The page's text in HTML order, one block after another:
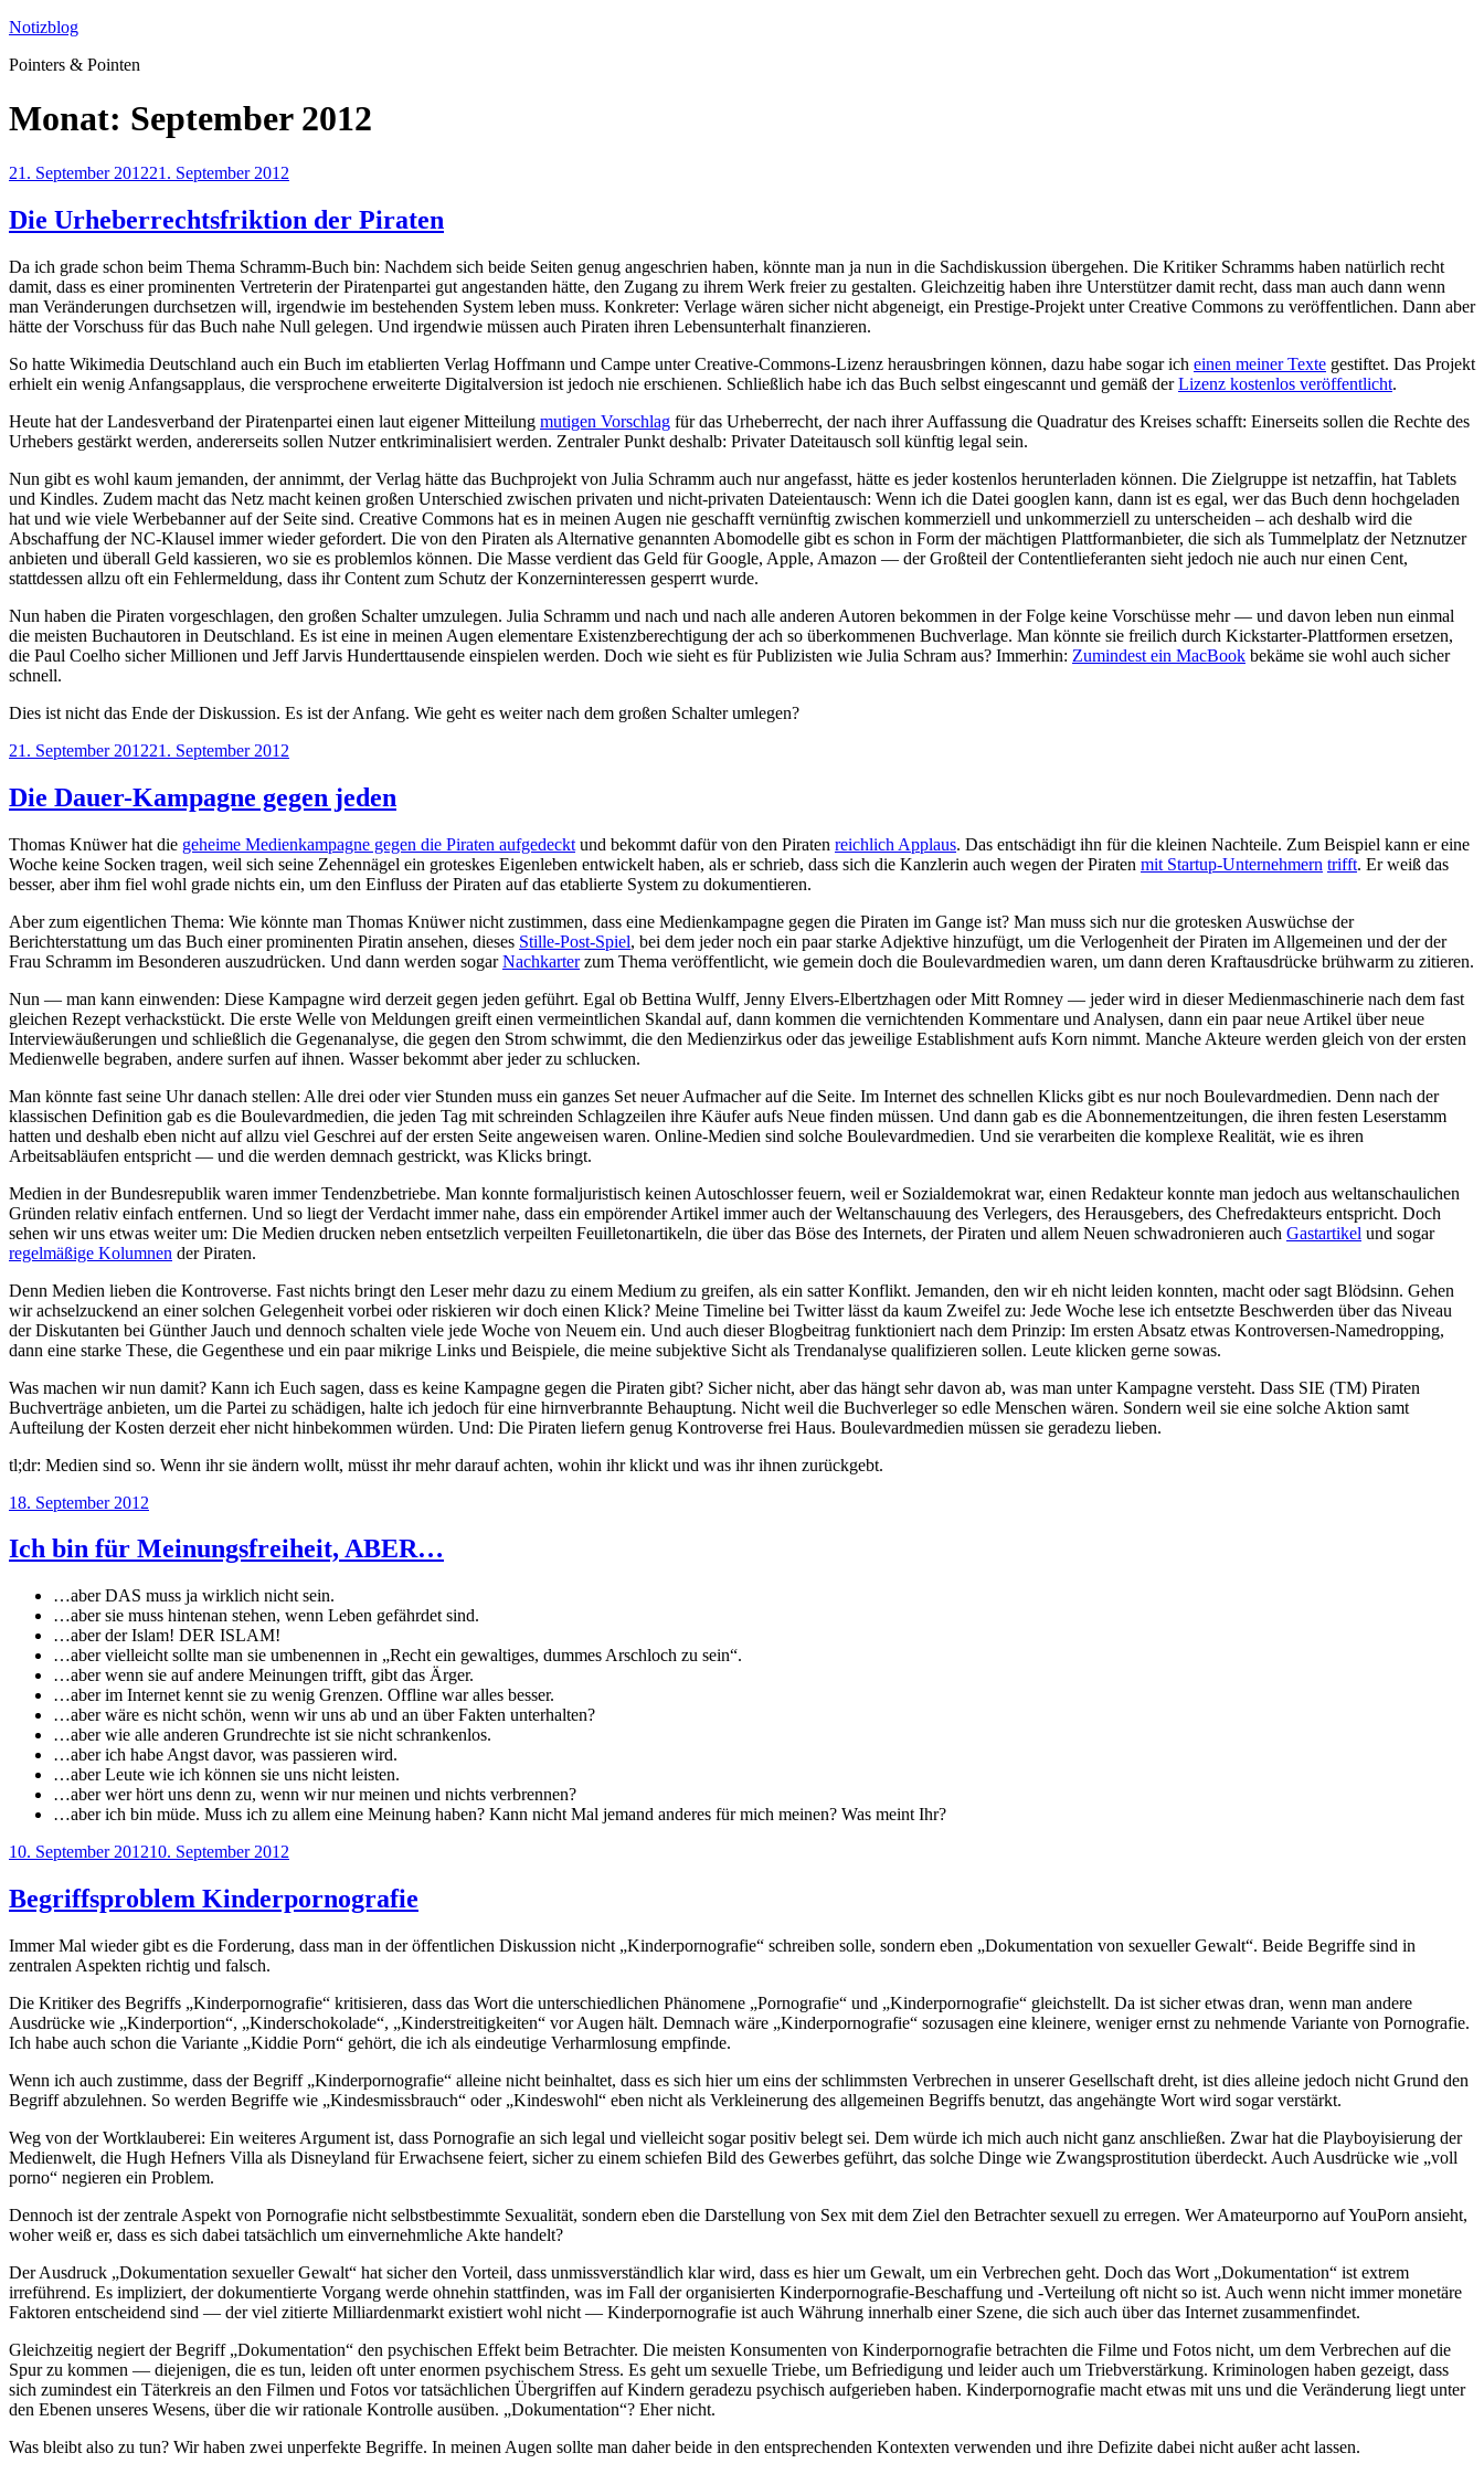
Zum
springen
Notizblog
Pointers & Pointen
Monat: September 2012
Veröffentlicht
21. September 201221. September 2012
Die Urheberrechtsfriktion der Piraten
Da ich grade schon beim Thema Schramm-Buch bin: Nachdem sich beide Seiten genug angeschrien haben, könnte man ja nun in die Sachdiskussion übergehen. Die Kritiker Schramms haben natürlich recht
damit, dass es einer prominenten Vertreterin der Piratenpartei gut angestanden hätte, den Zugang zu ihrem Werk freier zu gestalten. Gleichzeitig haben ihre Unterstützer damit recht, dass man auch dann wenn
man Veränderungen durchsetzen will, irgendwie im bestehenden System leben muss. Konkreter: Verlage wären sicher nicht abgeneigt, ein Prestige-Projekt unter Creative Commons zu veröffentlichen. Dann aber
hätte der Vorschuss für das Buch nahe Null gelegen. Und irgendwie müssen auch Piraten ihren Lebensunterhalt finanzieren.
So hatte Wikimedia Deutschland auch ein Buch im etablierten Verlag Hoffmann und Campe unter Creative-Commons-Lizenz herausbringen können, dazu habe sogar ich einen meiner Texte gestiftet. Das Projekt
erhielt ein wenig Anfangsapplaus, die versprochene erweiterte Digitalversion ist jedoch nie erschienen. Schließlich habe ich das Buch selbst eingescannt und gemäß derLizenz kostenlos veröffentlicht.
Heute hat der Landesverband der Piratenpartei einen laut eigener Mitteilung mutigen Vorschlag für das Urheberrecht, der nach ihrer Auffassung die Quadratur des Kreises schafft: Einerseits sollen die Rechte des
Urhebers gestärkt werden, andererseits sollen Nutzer entkriminalisiert werden. Zentraler Punkt deshalb: Privater Dateitausch soll künftig legal sein.
Nun gibt es wohl kaum jemanden, der annimmt, der Verlag hätte das Buchprojekt von Julia Schramm auch nur angefasst, hätte es jeder kostenlos herunterladen können. Die Zielgruppe ist netzaffin, hat Tablets
und Kindles. Zudem macht das Netz macht keinen großen Unterschied zwischen privaten und nicht-privaten Dateientausch: Wenn ich die Datei googlen kann, dann ist es egal, wer das Buch denn hochgeladen
hat und wie viele Werbebanner auf der Seite sind. Creative Commons hat es in meinen Augen nie geschafft vernünftig zwischen kommerziell und unkommerziell zu unterscheiden – ach deshalb wird die
Abschaffung der NC-Klausel immer wieder gefordert. Die von den Piraten als Alternative genannten Abomodelle gibt es schon in Form der mächtigen Plattformanbieter, die sich als Tummelplatz der Netznutzer
anbieten und überall Geld kassieren, wo sie es problemlos können. Die Masse verdient das Geld für Google, Apple, Amazon — der Großteil der Contentlieferanten sieht jedoch nie auch nur einen Cent,
stattdessen allzu oft ein Fehlermeldung, dass ihr Content zum Schutz der Konzerninteressen gesperrt wurde.
Nun haben die Piraten vorgeschlagen, den großen Schalter umzulegen. Julia Schramm und nach und nach alle anderen Autoren bekommen in der Folge keine Vorschüsse mehr — und davon leben nun einmal
die meisten Buchautoren in Deutschland. Es ist eine in meinen Augen elementare Existenzberechtigung der ach so überkommenen Buchverlage. Man könnte sie freilich durch Kickstarter-Plattformen ersetzen,
die Paul Coelho sicher Millionen und Jeff Jarvis Hunderttausende einspielen werden. Doch wie sieht es für Publizisten wie Julia Schram aus? Immerhin: Zumindest ein MacBook bekäme sie wohl auch sicher
schnell.
Dies ist nicht das Ende der Diskussion. Es ist der Anfang. Wie geht es weiter nach dem großen Schalter umlegen?
Veröffentlicht
21. September 201221. September 2012
Die Dauer-Kampagne gegen jeden
Thomas Knüwer hat die geheime Medienkampagne gegen die Piraten aufgedeckt und bekommt dafür von den Piraten reichlich Applaus. Das entschädigt ihn für die kleinen Nachteile. Zum Beispiel kann er eine
Woche keine Socken tragen, weil sich seine Zehennägel ein groteskes Eigenleben entwickelt haben, als er schrieb, dass sich die Kanzlerin auch wegen der Piraten mit Startup-Unternehmern trifft. Er weiß das
besser, aber ihm fiel wohl grade nichts ein, um den Einfluss der Piraten auf das etablierte System zu dokumentieren.
Aber zum eigentlichen Thema: Wie könnte man Thomas Knüwer nicht zustimmen, dass eine Medienkampagne gegen die Piraten im Gange ist? Man muss sich nur die grotesken Auswüchse der
Berichterstattung um das Buch einer prominenten Piratin ansehen, dieses Stille-Post-Spiel, bei dem jeder noch ein paar starke Adjektive hinzufügt, um die Verlogenheit der Piraten im Allgemeinen und der der
Frau Schramm im Besonderen auszudrücken. Und dann werden sogarNachkarterzum Thema veröffentlicht, wie gemein doch die Boulevardmedien waren, um dann deren Kraftausdrücke brühwarm zu zitieren.
Nun — man kann einwenden: Diese Kampagne wird derzeit gegen jeden geführt. Egal ob Bettina Wulff, Jenny Elvers-Elbertzhagen oder Mitt Romney — jeder wird in dieser Medienmaschinerie nach dem fast
gleichen Rezept verhackstückt. Die erste Welle von Meldungen greift einen vermeintlichen Skandal auf, dann kommen die vernichtenden Kommentare und Analysen, dann ein paar neue Artikel über neue
Interviewäußerungen und schließlich die Gegenanalyse, die gegen den Strom schwimmt, die den Medienzirkus oder das jeweilige Establishment aufs Korn nimmt. Manche Akteure werden gleich von der ersten
Medienwelle begraben, andere surfen auf ihnen. Wasser bekommt aber jeder zu schlucken.
Man könnte fast seine Uhr danach stellen: Alle drei oder vier Stunden muss ein ganzes Set neuer Aufmacher auf die Seite. Im Internet des schnellen Klicks gibt es nur noch Boulevardmedien. Denn nach der
klassischen Definition gab es die Boulevardmedien, die jeden Tag mit schreinden Schlagzeilen ihre Käufer aufs Neue finden müssen. Und dann gab es die Abonnementzeitungen, die ihren festen Leserstamm
hatten und deshalb eben nicht auf allzu viel Geschrei auf der ersten Seite angeweisen waren. Online-Medien sind solche Boulevardmedien. Und sie verarbeiten die komplexe Realität, wie es ihren
Arbeitsabläufen entspricht — und die werden demnach gestrickt, was Klicks bringt.
Medien in der Bundesrepublik waren immer Tendenzbetriebe. Man konnte formaljuristisch keinen Autoschlosser feuern, weil er Sozialdemokrat war, einen Redakteur konnte man jedoch aus weltanschaulichen
Gründen relativ einfach entfernen. Und so liegt der Verdacht immer nahe, dass ein empörender Artikel immer auch der Weltanschauung des Verlegers, des Herausgebers, des Chefredakteurs entspricht. Doch
sehen wir uns etwas weiter um: Die Medien drucken neben entsetzlich verpeilten Feuilletonartikeln, die über das Böse des Internets, der Piraten und allem Neuen schwadronieren auch Gastartikel und sogar
regelmäßige Kolumnen der Piraten.
Denn Medien lieben die Kontroverse. Fast nichts bringt den Leser mehr dazu zu einem Medium zu greifen, als ein satter Konflikt. Jemanden, den wir eh nicht leiden konnten, macht oder sagt Blödsinn. Gehen
wir achselzuckend an einer solchen Gelegenheit vorbei oder riskieren wir doch einen Klick? Meine Timeline bei Twitter lässt da kaum Zweifel zu: Jede Woche lese ich entsetzte Beschwerden über das Niveau
der Diskutanten bei Günther Jauch und dennoch schalten viele jede Woche von Neuem ein. Und auch dieser Blogbeitrag funktioniert nach dem Prinzip: Im ersten Absatz etwas Kontroversen-Namedropping,
dann eine starke These, die Gegenthese und ein paar mikrige Links und Beispiele, die meine subjektive Sicht als Trendanalyse qualifizieren sollen. Leute klicken gerne sowas.
Was machen wir nun damit? Kann ich Euch sagen, dass es keine Kampagne gegen die Piraten gibt? Sicher nicht, aber das hängt sehr davon ab, was man unter Kampagne versteht. Dass SIE (TM) Piraten
Buchverträge anbieten, um die Partei zu schädigen, halte ich jedoch für eine hirnverbrannte Behauptung. Nicht weil die Buchverleger so edle Menschen wären. Sondern weil sie eine solche Aktion samt
Aufteilung der Kosten derzeit eher nicht hinbekommen würden. Und: Die Piraten liefern genug Kontroverse frei Haus. Boulevardmedien müssen sie geradezu lieben.
tl;dr: Medien sind so. Wenn ihr sie ändern wollt, müsst ihr mehr darauf achten, wohin ihr klickt und was ihr ihnen zurückgebt.
Veröffentlicht
18. September 2012
Ich bin für Meinungsfreiheit, ABER…
…aber DAS muss ja wirklich nicht sein.
…aber sie muss hintenan stehen, wenn Leben gefährdet sind.
…aber der Islam! DER ISLAM!
…aber vielleicht sollte man sie umbenennen in „Recht ein gewaltiges, dummes Arschloch zu sein“.
…aber wenn sie auf andere Meinungen trifft, gibt das Ärger.
…aber im Internet kennt sie zu wenig Grenzen. Offline war alles besser.
…aber wäre es nicht schön, wenn wir uns ab und an über Fakten unterhalten?
…aber wie alle anderen Grundrechte ist sie nicht schrankenlos.
…aber ich habe Angst davor, was passieren wird.
…aber Leute wie ich können sie uns nicht leisten.
…aber wer hört uns denn zu, wenn wir nur meinen und nichts verbrennen?
…aber ich bin müde. Muss ich zu allem eine Meinung haben? Kann nicht Mal jemand anderes für mich meinen? Was meint Ihr?
Veröffentlicht
10. September 201210. September 2012
Begriffsproblem Kinderpornografie
Immer Mal wieder gibt es die Forderung, dass man in der öffentlichen Diskussion nicht „Kinderpornografie“ schreiben solle, sondern eben „Dokumentation von sexueller Gewalt“. Beide Begriffe sind in
zentralen Aspekten richtig und falsch.
Die Kritiker des Begriffs „Kinderpornografie“ kritisieren, dass das Wort die unterschiedlichen Phänomene „Pornografie“ und „Kinderpornografie“ gleichstellt. Da ist sicher etwas dran, wenn man andere
Ausdrücke wie „Kinderportion“, „Kinderschokolade“, „Kinderstreitigkeiten“ vor Augen hält. Demnach wäre „Kinderpornografie“ sozusagen eine kleinere, weniger ernst zu nehmende Variante von Pornografie.
Ich habe auch schon die Variante „Kiddie Porn“ gehört, die ich als eindeutige Verharmlosung empfinde.
Wenn ich auch zustimme, dass der Begriff „Kinderpornografie“ alleine nicht beinhaltet, dass es sich hier um eins der schlimmsten Verbrechen in unserer Gesellschaft dreht, ist dies alleine jedoch nicht Grund den
Begriff abzulehnen. So werden Begriffe wie „Kindesmissbrauch“ oder „Kindeswohl“ eben nicht als Verkleinerung des allgemeinen Begriffs benutzt, das angehängte Wort wird sogar verstärkt.
Weg von der Wortklauberei: Ein weiteres Argument ist, dass Pornografie an sich legal und vielleicht sogar positiv belegt sei. Dem würde ich mich auch nicht ganz anschließen. Zwar hat die Playboyisierung der
Medienwelt, die Hugh Hefners Villa als Disneyland für Erwachsene feiert, sicher zu einem schiefen Bild des Gewerbes geführt, das solche Dinge wie Zwangsprostitution überdeckt. Auch Ausdrücke wie „voll
porno“ negieren ein Problem.
Dennoch ist der zentrale Aspekt von Pornografie nicht selbstbestimmte Sexualität, sondern eben die Darstellung von Sex mit dem Ziel den Betrachter sexuell zu erregen. Wer Amateurporno auf YouPorn ansieht,
woher weiß er, dass es sich dabei tatsächlich um einvernehmliche Akte handelt?
Der Ausdruck „Dokumentation sexueller Gewalt“ hat sicher den Vorteil, dass unmissverständlich klar wird, dass es hier um Gewalt, um ein Verbrechen geht. Doch das Wort „Dokumentation“ ist extrem
irreführend. Es impliziert, der dokumentierte Vorgang werde ohnehin stattfinden, was im Fall der organisierten Kinderpornografie-Beschaffung und -Verteilung oft nicht so ist. Auch wenn nicht immer monetäre
Faktoren entscheidend sind — der viel zitierte Milliardenmarkt existiert wohl nicht — Kinderpornografie ist auch Währung innerhalb einer Szene, die sich auch über das Internet zusammenfindet.
Gleichzeitig negiert der Begriff „Dokumentation“ den psychischen Effekt beim Betrachter. Die meisten Konsumenten von Kinderpornografie betrachten die Filme und Fotos nicht, um dem Verbrechen auf die
Spur zu kommen — diejenigen, die es tun, leiden oft unter enormen psychischem Stress. Es geht um sexuelle Triebe, um Befriedigung und leider auch um Triebverstärkung. Kriminologen haben gezeigt, dass
sich zumindest ein Täterkreis an den Filmen und Fotos vor tatsächlichen Übergriffen auf Kindern geradezu psychisch aufgerieben haben. Kinderpornografie macht etwas mit uns und die Veränderung liegt unter
den Ebenen unseres Wesens, über die wir rationale Kontrolle ausüben. „Dokumentation“? Eher nicht.
Was bleibt also zu tun? Wir haben zwei unperfekte Begriffe. In meinen Augen sollte man daher beide in den entsprechenden Kontexten verwenden und ihre Defizite dabei nicht außer acht lassen.